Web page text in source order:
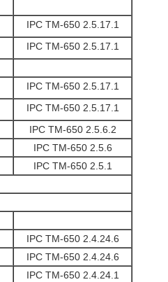
IPC TM-650 2.5.17.1
IPC TM-650 2.5.17.1
IPC TM-650 2.5.17.1
IPC TM-650 2.5.17.1
IPC TM-650 2.5.6.2
IPC TM-650 2.5.6
IPC TM-650 2.5.1
IPC TM-650 2.4.24.6
IPC TM-650 2.4.24.6
IPC TM-650 2.4.24.1